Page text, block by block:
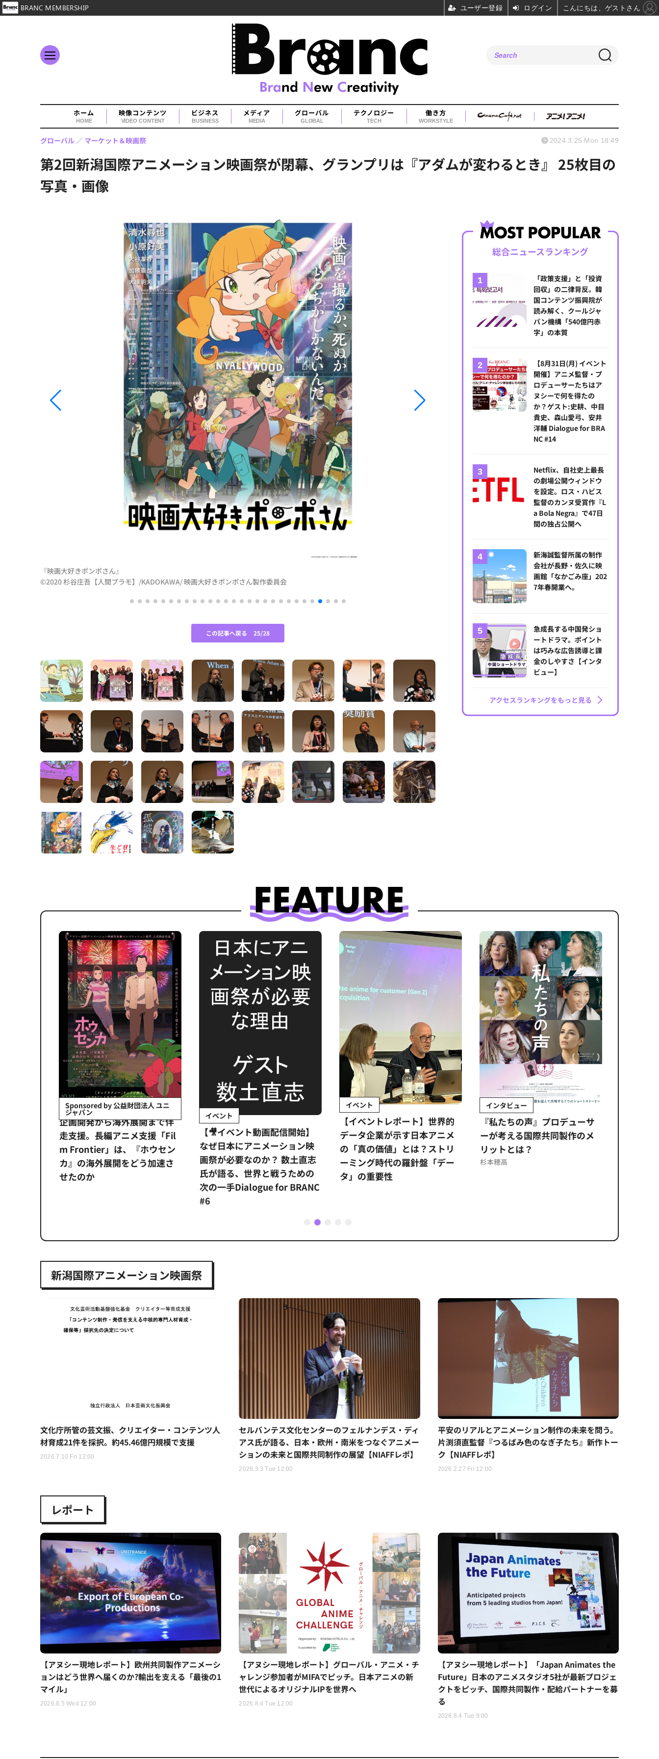
ホーム
HOME
映像コンテンツ
VIDEO CONTENT
ビジネス
BUSINESS
メディア
MEDIA
グローバル
GLOBAL
テクノロジー
TECH
働き方
WORKSTYLE
第2回新潟国際アニメーション映画祭が閉幕、グランプリは『アダムが変わるとき』 25枚目の
写真・画像
グローバル マーケット＆映画祭 2024.3.25 Mon 18:49
©2020 杉谷庄吾【人間プラモ】/KADOKAWA/ 映画大好きポンポさん製作委員会
『映画大好きポンポさん』
© 2023 Studio Ghibli
『君たちはどう生きるか』
この記事へ戻る 25/28
総合ニュースランキング
「政策支援」と「投資
回収」の二律背反。韓
国コンテンツ振興院が
読み解く、クールジャ
パン機構「540億円赤
字」の本質
【8月31日(月) イベント
開催】アニメ監督・プ
ロデューサーたちはア
ヌシーで何を得たの
か？ゲスト:史耕、中目
貴史、森山愛弓、安井
洋輔 Dialogue for BRA
NC #14
Netflix、自社史上最長
の劇場公開ウィンドウ
を設定。ロス・ハビス
監督のカンヌ受賞作『L
a Bola Negra』で47日
間の独占公開へ
新海誠監督所属の制作
会社が長野・佐久に映
画館「なかごみ座」202
7年春開業へ。
急成長する中国発ショ
ートドラマ。ポイント
は巧みな広告誘導と課
金のしやすさ【インタ
ビュー】
アクセスランキングをもっと見る
Sponsored by 公益財団法人 ユニ
ジャパン
企画開発から海外展開まで伴
走支援。長編アニメ支援「Fil
m Frontier」は、『ホウセン
カ』の海外展開をどう加速さ
せたのか
イベント
【🎥イベント動画配信開始】
なぜ日本にアニメーション映
画祭が必要なのか？ 数土直志
氏が語る、世界と戦うための
次の一手Dialogue for BRANC
#6
イベント
【イベントレポート】世界的
データ企業が示す日本アニメ
の「真の価値」とは？ストリ
ーミング時代の羅針盤「デー
タ」の重要性
インタビュー
『私たちの声』プロデューサ
ーが考える国際共同製作のメ
リットとは？
杉本穂高
1 2
新潟国際アニメーション映画祭
文化庁所管の芸文振、クリエイター・コンテンツ人
材育成21件を採択。約45.46億円規模で支援
2026.7.10 Fri 12:00
セルバンテス文化センターのフェルナンデス・ディ
アス氏が語る、日本・欧州・南米をつなぐアニメー
ションの未来と国際共同制作の展望【NIAFFレポ】
2026.3.3 Tue 12:00
平安のリアルとアニメーション制作の未来を問う。
片渕須直監督『つるばみ色のなぎ子たち』新作トー
ク【NIAFFレポ】
2026.2.27 Fri 12:00
レポート
【アヌシー現地レポート】欧州共同製作アニメーシ
ョンはどう世界へ届くのか?輸出を支える「最後の1
マイル」
2026.8.5 Wed 12:00
【アヌシー現地レポート】グローバル・アニメ・チ
ャレンジ参加者がMIFAでピッチ。日本アニメの新
世代によるオリジナルIPを世界へ
2026.8.4 Tue 12:00
【アヌシー現地レポート】「Japan Animates the
Future」日本のアニメスタジオ5社が最新プロジェ
クトをピッチ、国際共同製作・配給パートナーを募
る
2026.8.4 Tue 9:00
BRANC MEMBERSHIP ユーザー登録 ログイン こんにちは、ゲストさん